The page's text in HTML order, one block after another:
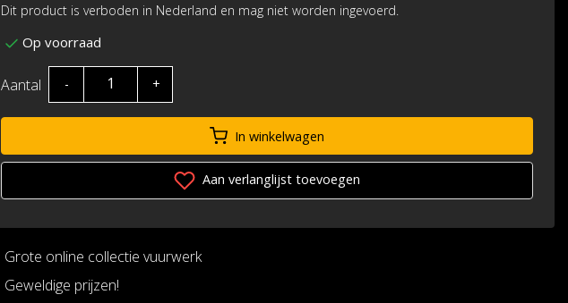
Dit product is verboden in Nederland en mag niet worden ingevoerd.
Op voorraad
Aantal - +
In winkelwagen
Aan verlanglijst toevoegen
Grote online collectie vuurwerk
Geweldige prijzen!